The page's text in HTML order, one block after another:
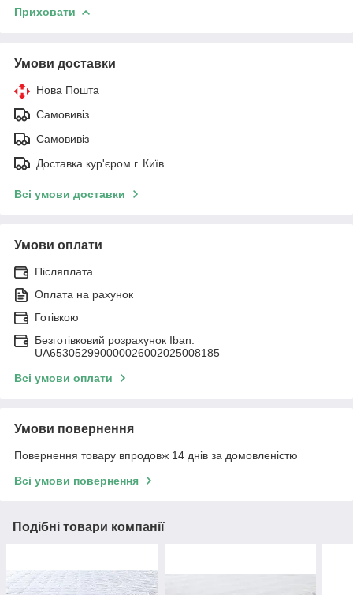
Приховати
Умови доставки
Нова Пошта
Самовивіз
Самовивіз
Доставка кур'єром г. Київ
Всі умови доставки
Умови оплати
Післяплата
Оплата на рахунок
Готівкою
Безготівковий розрахунок Iban:
UA653052990000026002025008185
Всі умови оплати
Умови повернення
Повернення товару впродовж 14 днів за домовленістю
Всі умови повернення
Подібні товари компанії